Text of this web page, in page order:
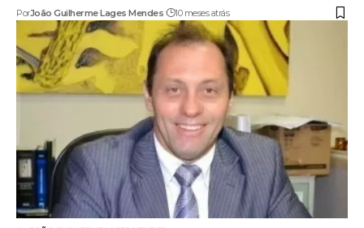
PorJoão Guilherme Lages Mendes 10 meses atrás